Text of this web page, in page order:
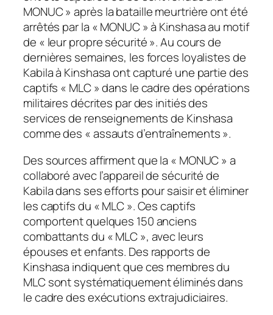
MONUC » après la bataille meurtrière ont été
arrêtés par la « MONUC » à Kinshasa au motif
de « leur propre sécurité ». Au cours de
dernières semaines, les forces loyalistes de
Kabila à Kinshasa ont capturé une partie des
captifs « MLC » dans le cadre des opérations
militaires décrites par des initiés des
services de renseignements de Kinshasa
comme des « assauts d’entraînements ».
Des sources affirment que la « MONUC » a
collaboré avec l’appareil de sécurité de
Kabila dans ses efforts pour saisir et éliminer
les captifs du « MLC ». Ces captifs
comportent quelques 150 anciens
combattants du « MLC », avec leurs
épouses et enfants. Des rapports de
Kinshasa indiquent que ces membres du
MLC sont systématiquement éliminés dans
le cadre des exécutions extrajudiciaires.